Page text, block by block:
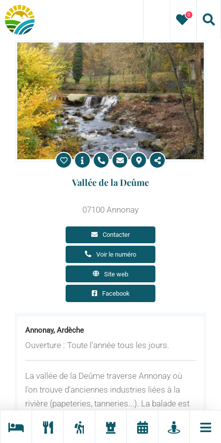
Passer
au
contenu
0
Annonay, Ardèche
Ouverture : Toute l'année tous les jours.
La vallée de la Deûme traverse Annonay où
l'on trouve d'anciennes industries liées à la
rivière (papeteries, tanneries...). La balade est
découvrir la riche faune qui y habite :
Vallée de la Deûme
07100 Annonay
Contacter
Voir le numéro
Site web
Facebook